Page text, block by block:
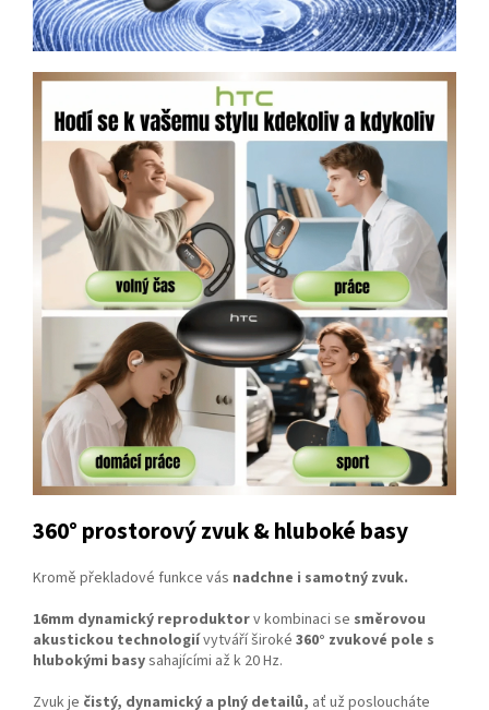
360° prostorový zvuk & hluboké basy
Kromě překladové funkce vás nadchne i samotný zvuk.
16mm dynamický reproduktorv kombinaci se směrovou
akustickou technologiívytváří široké 360° zvukové pole s
hlubokými basysahajícími až k 20 Hz.
Zvuk je čistý, dynamický a plný detailů, ať už posloucháte